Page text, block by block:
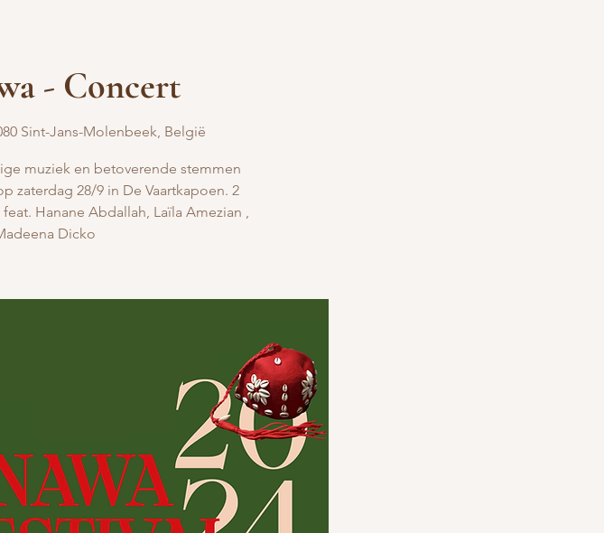
- Concert
Sint-Jans-Molenbeek, België
muziek en betoverende stemmen
zaterdag 28/9 in De Vaartkapoen. 2
Hanane Abdallah, Laïla Amezian ,
Dicko